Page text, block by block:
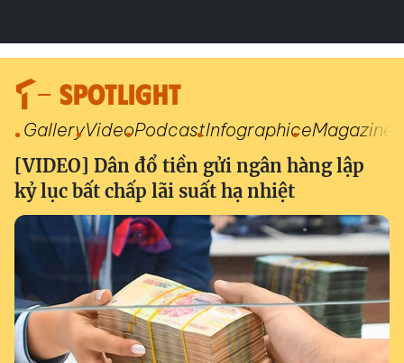
SPOTLIGHT
GalleryVideoPodcastInfographiceMagazine
[VIDEO] Dân đổ tiền gửi ngân hàng lập
kỷ lục bất chấp lãi suất hạ nhiệt